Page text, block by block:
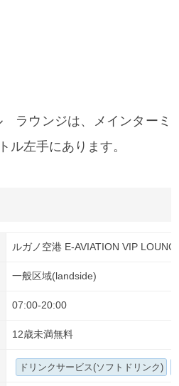
ラウンジは、メインターミ
ル左手にあります。
ルガノ空港 E-AVIATION VIP
一般区域(landside)
07:00-20:00
12歳未満無料
ドリンクサービス(ソフトドリンク)